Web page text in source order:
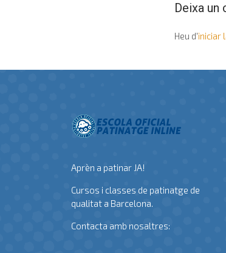
Deixa un
Heu d'iniciar
Aprèn a patinar JA!
Cursos i classes de patinatge de
qualitat a Barcelona.
Contacta amb nosaltres: